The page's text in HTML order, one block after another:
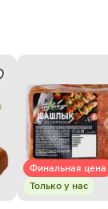
Финальная цена
Только у нас